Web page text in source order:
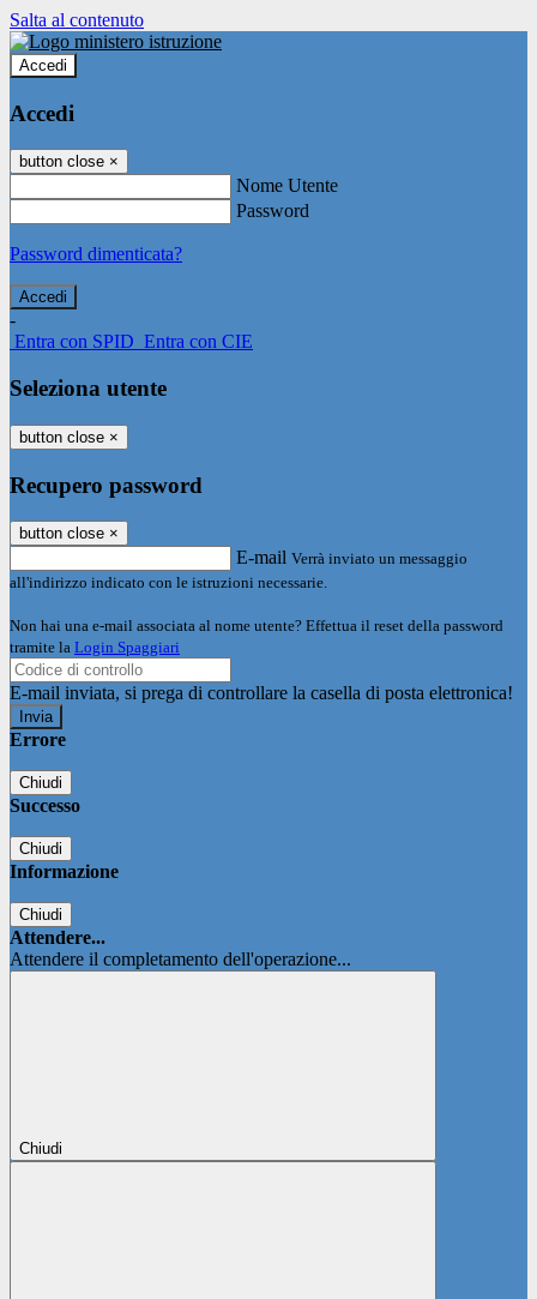
Salta al contenuto
Accedi
Accedi
button close ×
Nome Utente
Password
Password dimenticata?
-
Entra con SPID Entra con CIE
Seleziona utente
button close ×
Recupero password
button close ×
E-mail Verrà inviato un messaggio
all'indirizzo indicato con le istruzioni necessarie.
Non hai una e-mail associata al nome utente? Effettua il reset della password
tramite la Login Spaggiari
E-mail inviata, si prega di controllare la casella di posta elettronica!
Errore
Chiudi
Successo
Chiudi
Informazione
Chiudi
Attendere...
Attendere il completamento dell'operazione...
Chiudi